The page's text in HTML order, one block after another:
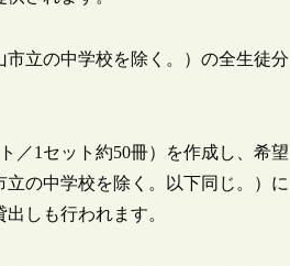
立の中学校を除く。）の全生徒分
／1セット約50冊）を作成し、希望
の中学校を除く。以下同じ。）に
しも行われます。